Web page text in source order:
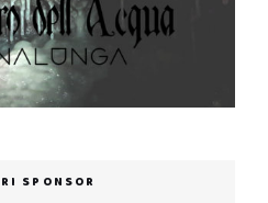
SPONSOR